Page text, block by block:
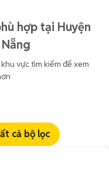
hợp tại Huyện
vực tìm kiếm để xem
cả bộ lọc